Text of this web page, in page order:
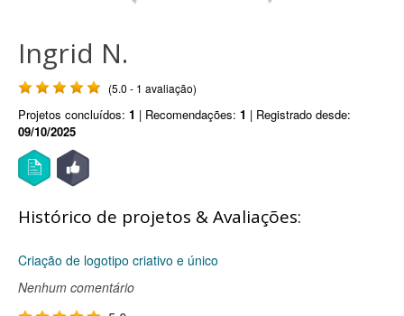
Ingrid N.
(5.0 - 1 avaliação)
Projetos concluídos: 1 | Recomendações: 1 | Registrado desde:
09/10/2025
Histórico de projetos & Avaliações:
Criação de logotipo criativo e único
Nenhum comentário